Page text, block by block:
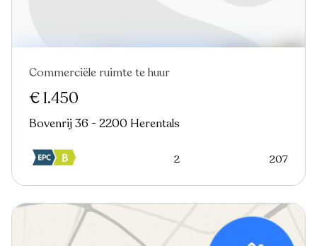
Commerciële ruimte te huur
€ 1.450
Bovenrij 36 - 2200 Herentals
2 207